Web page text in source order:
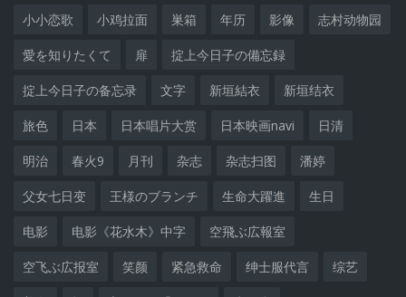
小小恋歌 小鸡拉面 巣箱 年历 影像 志村动物园
愛を知りたくて 扉 掟上今日子の備忘録
掟上今日子の备忘录 文字 新垣結衣 新垣结衣
旅色 日本 日本唱片大赏 日本映画navi 日清
明治 春火9 月刊 杂志 杂志扫图 潘婷
父女七日变 王様のブランチ 生命大躍進 生日
电影 电影《花水木》中字 空飛ぶ広報室
空飞ぶ広报室 笑颜 紧急救命 绅士服代言 综艺